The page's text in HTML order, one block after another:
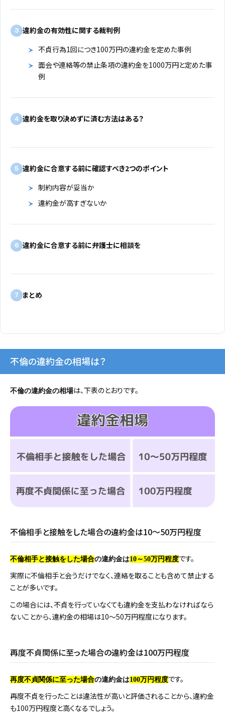
3 違約金の有効性に関する裁判例
不貞行為1回につき100万円の違約金を定めた事例
面会や連絡等の禁止条項の違約金を1000万円と定めた事
例
4 違約金を取り決めずに済む方法はある？
5 違約金に合意する前に確認すべき2つのポイント
制約内容が妥当か
違約金が高すぎないか
6 違約金に合意する前に弁護士に相談を
7 まとめ
不倫の違約金の相場は？
不倫の違約金の相場は、下表のとおりです。
不倫相手と接触をした場合の違約金は10～50万円程度
不倫相手と接触をした場合の違約金は10～50万円程度です。
実際に不倫相手と会うだけでなく、連絡を取ることも含めて禁止する
ことが多いです。
この場合には、不貞を行っていなくても違約金を支払わなければなら
ないことから、違約金の相場は10～50万円程度になります。
再度不貞関係に至った場合の違約金は100万円程度
再度不貞関係に至った場合の違約金は100万円程度です。
再度不貞を行ったことは違法性が高いと評価されることから、違約金
も100万円程度と高くなるでしょう。